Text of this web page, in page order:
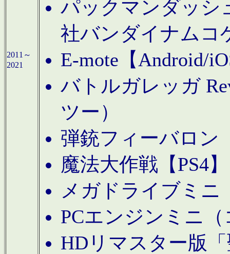
2011～
2021
パックマンダッシ
社バンダイナムコ
E-mote【Android/
バトルガレッガ
ツー）
弾銃フィーバロン
魔法大作戦【PS4
メガドライブミニ
PCエンジンミニ
HDリマスター版